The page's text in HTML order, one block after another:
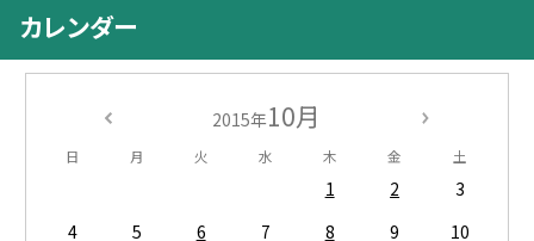
カレンダー
2015年10月
日 月 火 水 木 金 土
1 2
3
4
5 6 7 8 9
10